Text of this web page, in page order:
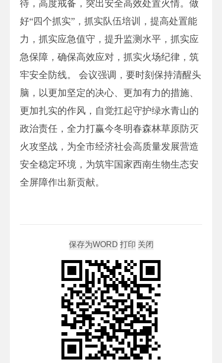
待，高度戒备，突出安全高效处置火情。做
好“四个抓实”，抓实队伍培训，提高处置能
力，抓实应急值守，提升监测水平，抓实应
急保障，确保高效应对，抓实火场纪律，筑
牢安全防线。 会议强调，要时刻保持清醒头
脑，以更加坚定的决心、更加有力的措施、
更加扎实的作风，自觉扛起守护绿水青山的
政治责任，全力打赢今冬明春森林草原防灭
火攻坚战，为全市经济社会高质量发展营造
安全稳定环境，为筑牢国家西南生物生态安
全屏障作出新贡献。